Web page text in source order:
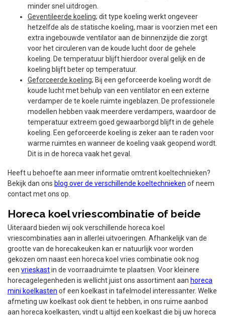
minder snel uitdrogen.
Geventileerde koeling; dit type koeling werkt ongeveer
hetzelfde als de statische koeling, maar is voorzien met een
extra ingebouwde ventilator aan de binnenzijde die zorgt
voor het circuleren van de koude lucht door de gehele
koeling. De temperatuur blijft hierdoor overal gelijk en de
koeling blijft beter op temperatuur.
Geforceerde koeling; Bij een geforceerde koeling wordt de
koude lucht met behulp van een ventilator en een externe
verdamper de te koele ruimte ingeblazen. De professionele
modellen hebben vaak meerdere verdampers, waardoor de
temperatuur extreem goed gewaarborgd blijft in de gehele
koeling. Een geforceerde koeling is zeker aan te raden voor
warme ruimtes en wanneer de koeling vaak geopend wordt.
Dit is in de horeca vaak het geval.
Heeft u behoefte aan meer informatie omtrent koeltechnieken?
Bekijk dan ons blog over de verschillende koeltechnieken of neem
contact met ons op.
Horeca koel vriescombinatie of beide
Uiteraard bieden wij ook verschillende horeca koel
vriescombinaties aan in allerlei uitvoeringen. Afhankelijk van de
grootte van de horecakeuken kan er natuurlijk voor worden
gekozen om naast een horeca koel vries combinatie ook nog
een vrieskastin de voorraadruimte te plaatsen. Voor kleinere
horecagelegenheden is wellicht juist ons assortiment aan horeca
mini koelkasten of een koelkast in tafelmodel interessanter. Welke
afmeting uw koelkast ook dient te hebben, in ons ruime aanbod
aan horeca koelkasten, vindt u altijd een koelkast die bij uw horeca